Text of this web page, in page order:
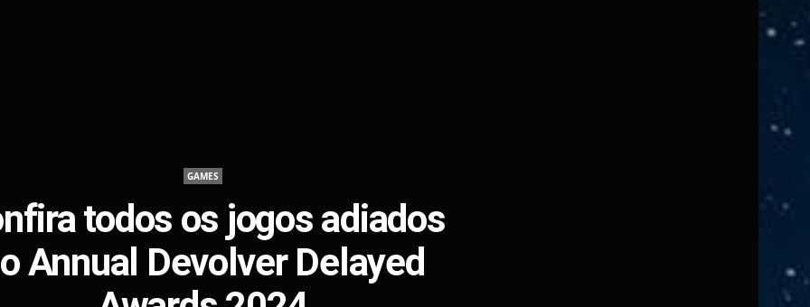
GAMES
todos os jogos adiados
Annual Devolver Delayed